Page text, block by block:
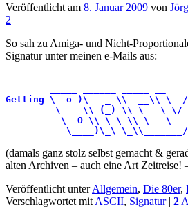
Veröffentlicht am 8. Januar 2009 von
2
So sah zu Amiga- und Nicht-
Signatur unter meinen e-Mails aus:
Getting \  o )\   _ \\  __\\ \  /
\    \\ (_) \\ \   \ \/
\  O \\ \ \ \\ \___\
\____)\_\
(damals ganz stolz selbst gemacht &
alten Archiven – auch eine Art
Veröffentlicht unter Allgemein, Die 80er,
Verschlagwortet mit ASCII, Signatur | 2